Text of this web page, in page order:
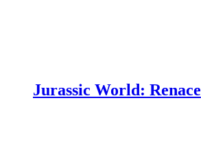
Jurassic World: Renace